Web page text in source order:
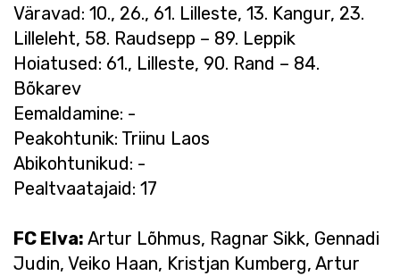
Väravad: 10., 26., 61. Lilleste, 13. Kangur, 23.
Lilleleht, 58. Raudsepp – 89. Leppik
Hoiatused: 61., Lilleste, 90. Rand – 84.
Bõkarev
Eemaldamine: -
Peakohtunik: Triinu Laos
Abikohtunikud: -
Pealtvaatajaid: 17
FC Elva: Artur Lõhmus, Ragnar Sikk, Gennadi
Judin, Veiko Haan, Kristjan Kumberg, Artur